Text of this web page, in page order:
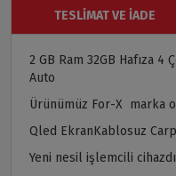
TESLIMAT VE İADE
2 GB Ram 32GB Hafıza
Auto
Ürünümüz For-X marka
Qled EkranKablosuz
Yeni nesil işlemcili